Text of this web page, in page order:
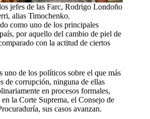
jefes de las Farc, Rodrigo Londoño
alias Timochenko.
como uno de los principales
por aquello del cambio de piel de
con la actitud de ciertos
uno de los políticos sobre el que más
de corrupción, ninguna de ellas
en procesos formales,
la Corte Suprema, el Consejo de
sus casos avanzan.